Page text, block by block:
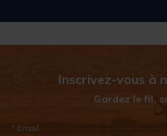
Inscrivez-vous à
Gardez le fil,
* Email